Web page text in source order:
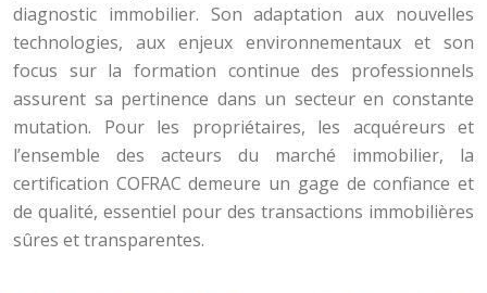
diagnostic immobilier. Son adaptation aux nouvelles
technologies, aux enjeux environnementaux et son
focus sur la formation continue des professionnels
assurent sa pertinence dans un secteur en constante
mutation. Pour les propriétaires, les acquéreurs et
l’ensemble des acteurs du marché immobilier, la
certification COFRAC demeure un gage de confiance et
de qualité, essentiel pour des transactions immobilières
sûres et transparentes.